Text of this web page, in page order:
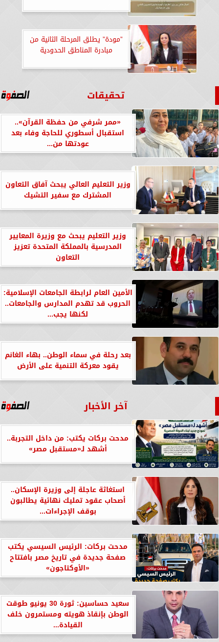
”مودة” يطلق المرحلة الثانية من
مبادرة المناطق الحدودية
تحقيقات
«ممر شرفي من حفظة القرآن»..
استقبال أسطوري للحاجة وفاء بعد
عودتها من...
وزير التعليم العالي يبحث آفاق التعاون
المشترك مع سفير التشيك
وزير التعليم يبحث مع وزيرة المعايير
المدرسية بالمملكة المتحدة تعزيز
التعاون
الأمين العام لرابطة الجامعات الإسلامية:
الحروب قد تهدم المدارس والجامعات..
لكنها يجب...
بعد رحلة في سماء الوطن.. بهاء الغانم
يقود معركة التنمية على الأرض
آخر الأخبار
مدحت بركات يكتب: من داخل التجربة..
أشهد لـ«مستقبل مصر»
استغاثة عاجلة إلى وزيرة الإسكان..
أصحاب عقود تمليك نهائية يطالبون
بوقف الإجراءات...
مدحت بركات: الرئيس السيسي يكتب
صفحة جديدة في تاريخ مصر بافتتاح
«الأوكتاجون»
سعيد حساسين: ثورة 30 يونيو طوقت
الوطن بإنقاذ هويته ومستمرون خلف
القيادة...